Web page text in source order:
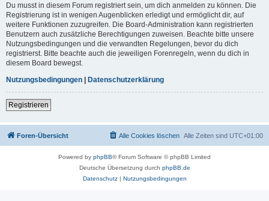
Du musst in diesem Forum registriert sein, um dich anmelden zu können. Die
Registrierung ist in wenigen Augenblicken erledigt und ermöglicht dir, auf
weitere Funktionen zuzugreifen. Die Board-Administration kann registrierten
Benutzern auch zusätzliche Berechtigungen zuweisen. Beachte bitte unsere
Nutzungsbedingungen und die verwandten Regelungen, bevor du dich
registrierst. Bitte beachte auch die jeweiligen Forenregeln, wenn du dich in
diesem Board bewegst.
Nutzungsbedingungen | Datenschutzerklärung
Registrieren
Foren-Übersicht Alle Zeiten sind UTC+01:00
Alle Cookies löschen
Powered by phpBB® Forum Software © phpBB Limited
Deutsche Übersetzung durch phpBB.de
Datenschutz| Nutzungsbedingungen